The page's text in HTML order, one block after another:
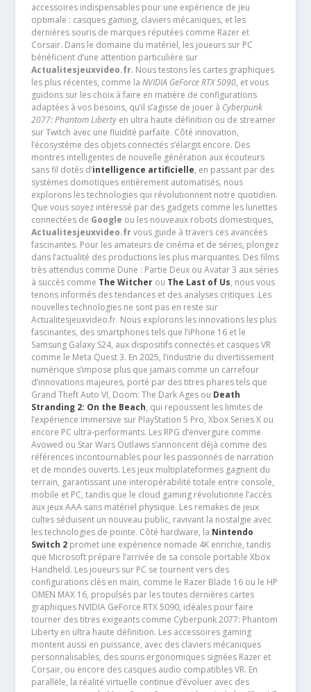
accessoires indispensables pour une expérience de jeu
optimale : casques gaming, claviers mécaniques, et les
dernières souris de marques réputées comme Razer et
Corsair. Dans le domaine du matériel, les joueurs sur PC
bénéficient d’une attention particulière sur
Actualitesjeuxvideo.fr. Nous testons les cartes graphiques
les plus récentes, comme la NVIDIA GeForce RTX 5090, et vous
guidons sur les choix à faire en matière de configurations
adaptées à vos besoins, qu’il s’agisse de jouer à Cyberpunk
2077: Phantom Libertyen ultra haute définition ou de streamer
sur Twitch avec une fluidité parfaite. Côté innovation,
l’écosystème des objets connectés s’élargit encore. Des
montres intelligentes de nouvelle génération aux écouteurs
sans fil dotés d’intelligence artificielle, en passant par des
systèmes domotiques entièrement automatisés, nous
explorons les technologies qui révolutionnent notre quotidien.
Que vous soyez intéressé par des gadgets comme les lunettes
connectées de Google ou les nouveaux robots domestiques,
Actualitesjeuxvideo.frvous guide à travers ces avancées
fascinantes. Pour les amateurs de cinéma et de séries, plongez
dans l’actualité des productions les plus marquantes. Des films
très attendus comme Dune : Partie Deux ou Avatar 3 aux séries
à succès comme The Witcherou The Last of Us, nous vous
tenons informés des tendances et des analyses critiques .Les
nouvelles technologies ne sont pas en reste sur
Actualitesjeuxvideo.fr. Nous explorons les innovations les plus
fascinantes, des smartphones tels que l’iPhone 16 et le
Samsung Galaxy S24, aux dispositifs connectés et casques VR
comme le Meta Quest 3. En 2025, l’industrie du divertissement
numérique s’impose plus que jamais comme un carrefour
d’innovations majeures, porté par des titres phares tels que
Grand Theft Auto VI, Doom: The Dark Ages ou Death
Stranding 2: On the Beach, qui repoussent les limites de
l’expérience immersive sur PlayStation 5 Pro, Xbox Series X ou
encore PC ultra-performants. Les RPG d’envergure comme
Avowed ou Star Wars Outlaws s’annoncent déjà comme des
références incontournables pour les passionnés de narration
et de mondes ouverts. Les jeux multiplateformes gagnent du
terrain, garantissant une interopérabilité totale entre console,
mobile et PC, tandis que le cloud gaming révolutionne l’accès
aux jeux AAA sans matériel physique. Les remakes de jeux
cultes séduisent un nouveau public, ravivant la nostalgie avec
les technologies de pointe. Côté hardware, la Nintendo
Switch 2promet une expérience nomade 4K enrichie, tandis
que Microsoft prépare l’arrivée de sa console portable Xbox
Handheld. Les joueurs sur PC se tournent vers des
configurations clés en main, comme le Razer Blade 16 ou le HP
OMEN MAX 16, propulsés par les toutes dernières cartes
graphiques NVIDIA GeForce RTX 5090, idéales pour faire
tourner des titres exigeants comme Cyberpunk 2077: Phantom
Liberty en ultra haute définition. Les accessoires gaming
montent aussi en puissance, avec des claviers mécaniques
personnalisables, des souris ergonomiques signées Razer et
Corsair, ou encore des casques audio compatibles VR. En
parallèle, la réalité virtuelle continue d’évoluer avec des